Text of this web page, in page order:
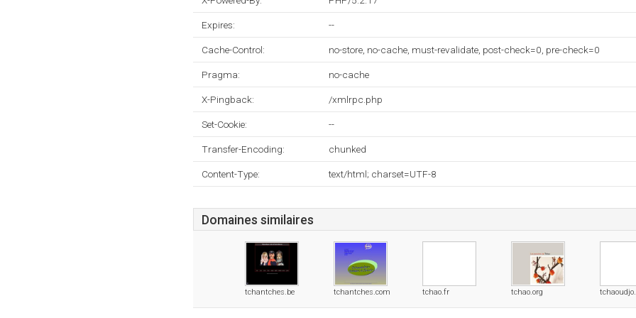
Expires: --
Cache-Control: no-store, no-cache, must-revalidate, post-check=0, pre-check=0
Pragma: no-cache
X-Pingback: /xmlrpc.php
Set-Cookie: --
Transfer-Encoding: chunked
Content-Type: text/html; charset=UTF-8
Domaines similaires
tchantches.be tchantches.com tchao.fr tchao.org